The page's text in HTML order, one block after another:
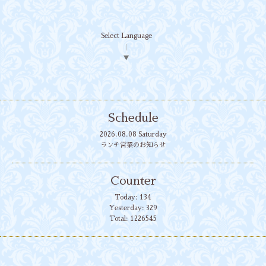
Select Language
▼
Schedule
2026.08.08 Saturday
ランチ営業のお知らせ
Counter
Today: 134
Yesterday: 329
Total: 1226545